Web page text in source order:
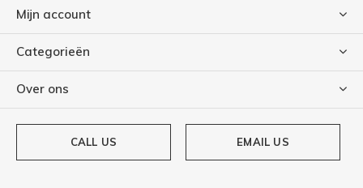
Mijn account
Categorieën
Over ons
CALL US EMAIL US